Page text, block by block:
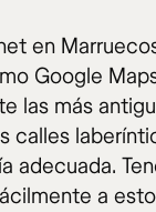
en
Google
las más
calles
adecuada.
a